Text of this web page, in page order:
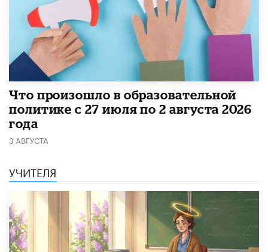
​Что произошло в образовательной
политике с 27 июля по 2 августа 2026
года
3 АВГУСТА
УЧИТЕЛЯ